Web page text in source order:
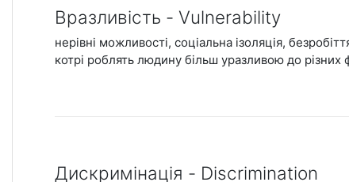
Вразливість - Vulnerability
нерівні можливості, соціальна ізоляція,
котрі роблять людину більш уразливою до
Дискримінація - Discrimination